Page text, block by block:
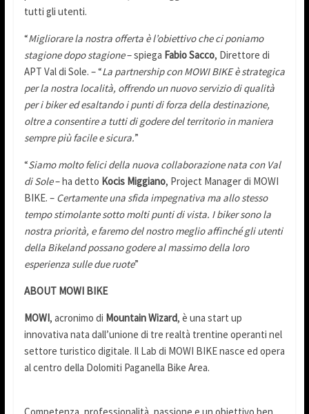
tutti gli utenti.
“Migliorare la nostra offerta è l’obiettivo che ci poniamo
stagione dopo stagione– spiega Fabio Sacco, Direttore di
APT Val di Sole. – “La partnership con MOWI BIKE è strategica
per la nostra località, offrendo un nuovo servizio di qualità
per i biker ed esaltando i punti di forza della destinazione,
oltre a consentire a tutti di godere del territorio in maniera
sempre più facile e sicura.”
“Siamo molto felici della nuova collaborazione nata con Val
di Sole– ha detto Kocis Miggiano, Project Manager di MOWI
BIKE. – Certamente una sfida impegnativa ma allo stesso
tempo stimolante sotto molti punti di vista. I biker sono la
nostra priorità, e faremo del nostro meglio affinché gli utenti
della Bikeland possano godere al massimo della loro
esperienza sulle due ruote”
ABOUT MOWI BIKE
MOWI, acronimo di Mountain Wizard, è una start up
innovativa nata dall’unione di tre realtà trentine operanti nel
settore turistico digitale. Il Lab di MOWI BIKE nasce ed opera
al centro della Dolomiti Paganella Bike Area.